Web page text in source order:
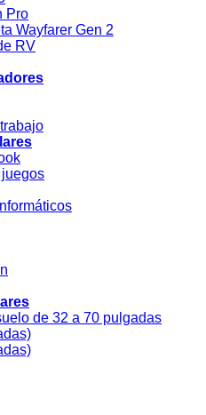
Pro
Wayfarer Gen 2
RV
de 32 a 70 pulgadas